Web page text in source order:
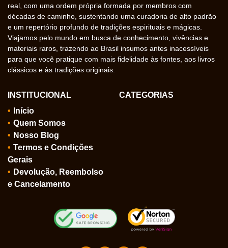
real, com uma ordem própria formada por membros com
décadas de caminho, sustentando uma curadoria de alto padrão
e um repertório profundo de tradições espirituais e mágicas.
Viajamos pelo mundo em busca de conhecimento, vivências e
materiais raros, trazendo ao Brasil insumos antes inacessíveis
para que você pratique com mais fidelidade às fontes, aos livros
clássicos e às tradições originais.
INSTITUCIONAL
Início
Quem Somos
Nosso Blog
Termos e Condições
Gerais
Devolução, Reembolso
e Cancelamento
CATEGORIAS